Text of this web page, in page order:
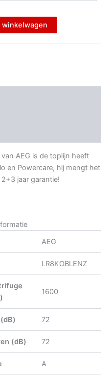
winkelwagen
AEG is de toplijn heeft
en Powercare, hij mengt het
jaar garantie!
AEG
LR8KOBLENZ
1600
72
(dB) 72
A